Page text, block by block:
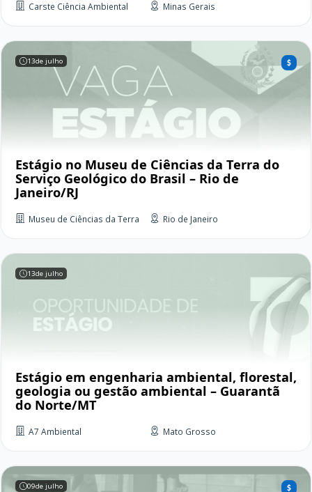
Carste Ciência Ambiental Minas Gerais
13de julho
Estágio no Museu de Ciências da Terra do
Serviço Geológico do Brasil – Rio de
Janeiro/RJ
Museu de Ciências da Terra Rio de Janeiro
13de julho
Estágio em engenharia ambiental, florestal,
geologia ou gestão ambiental – Guarantã
do Norte/MT
A7 Ambiental Mato Grosso
09de julho